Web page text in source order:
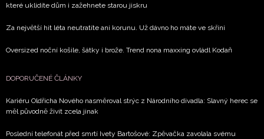
které uklidíte dům i zažehnete starou jiskru
Za největší hit léta neutratíte ani korunu. Už dávno ho máte ve skříni
Oversized noční košile, šátky i brože. Trend nona maxxing ovládl Kodaň
DOPORUČENÉ ČLÁNKY
Kariéru Oldřicha Nového nasměroval strýc z Národního divadla: Slavný herec se
měl původně živit zcela jinak
Poslední telefonát před smrtí Ivety Bartošové: Zpěvačka zavolala svému